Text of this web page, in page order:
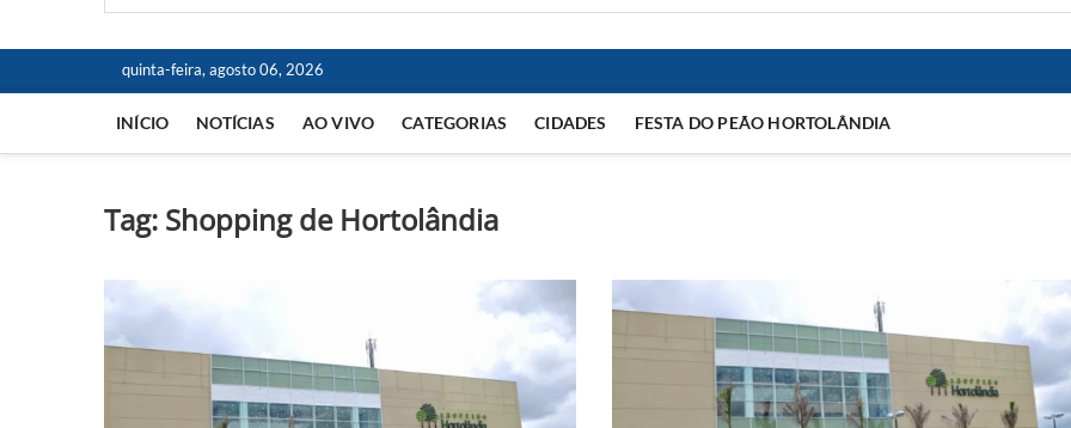
quinta-feira, agosto 06, 2026
INÍCIO NOTÍCIAS AO VIVO CATEGORIAS CIDADES FESTA DO PEÃO HORTOLÂNDIA
Tag: Shopping de Hortolândia